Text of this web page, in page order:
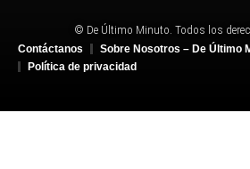
© De Último Minuto. Todos los
Contáctanos
Sobre Nosotros – De Último
Política de privacidad